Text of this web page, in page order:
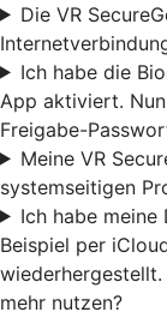
Die VR
Ich habe die
App aktiviert.
Freigabe-
Meine VR
systemseitigen
Ich habe
Beispiel per
wiederhergestellt.
mehr nutzen?